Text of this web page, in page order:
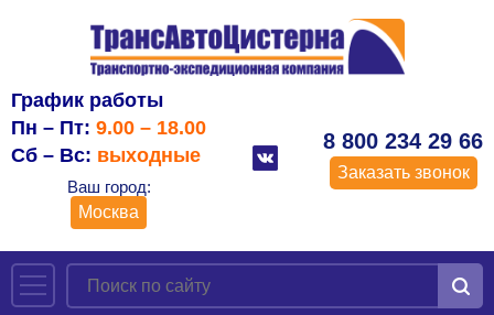
График работы
Пн – Пт: 9.00 – 18.00
Сб – Вс: выходные
Ваш город:
Москва
8 800 234 29 66
Заказать звонок